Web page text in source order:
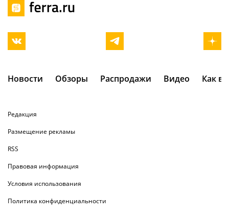
Новости Обзоры Распродажи Видео Как
Редакция
Размещение рекламы
RSS
Правовая информация
Условия использования
Политика конфиденциальности